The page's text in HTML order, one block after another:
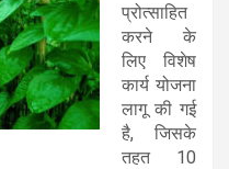
प्रोत्साहित
करने के
लिए विशेष
कार्य योजना
लागू की गई
है, जिसके
तहत 10